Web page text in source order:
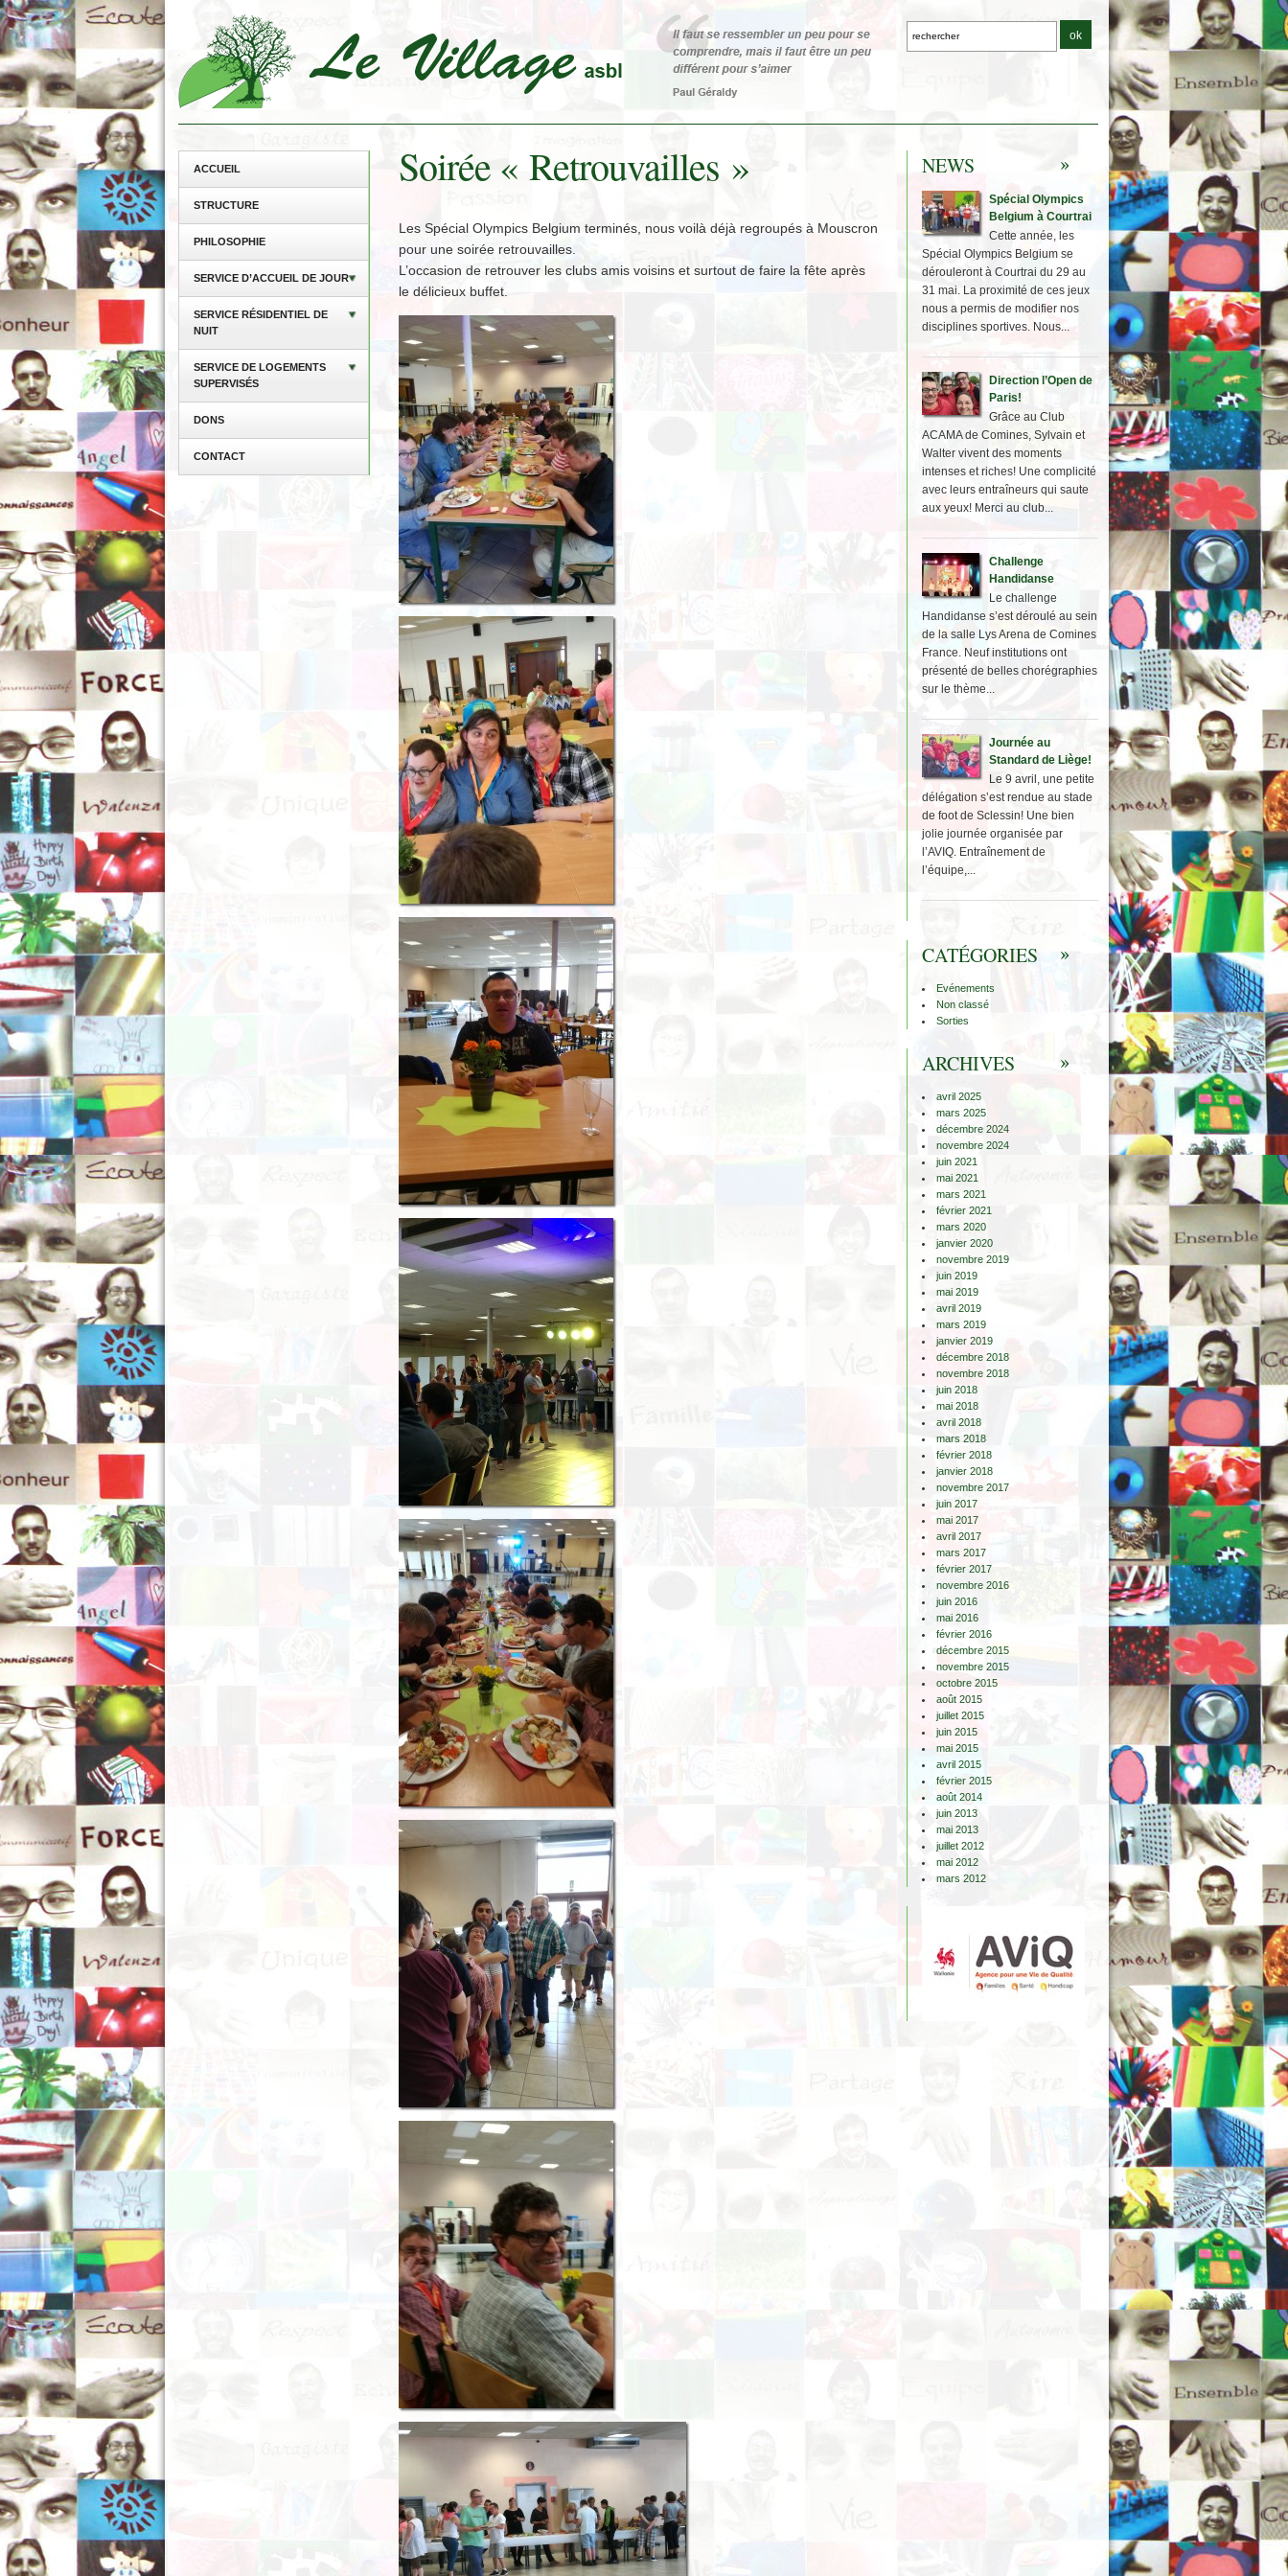
Soirée « Retrouvailles »
ACCUEIL
STRUCTURE
PHILOSOPHIE
SERVICE D’ACCUEIL DE JOUR
SERVICE RÉSIDENTIEL DE
NUIT
SERVICE DE LOGEMENTS
SUPERVISÉS
DONS
CONTACT
Les Spécial Olympics Belgium terminés, nous voilà déjà regroupés à Mouscron
pour une soirée retrouvailles.
L’occasion de retrouver les clubs amis voisins et surtout de faire la fête après
le délicieux buffet.
NEWS
Spécial Olympics
Belgium à Courtrai
Cette année, les
Spécial Olympics Belgium se
dérouleront à Courtrai du 29 au
31 mai. La proximité de ces jeux
nous a permis de modifier nos
disciplines sportives. Nous...
Direction l’Open de
Paris!
Grâce au Club
ACAMA de Comines, Sylvain et
Walter vivent des moments
intenses et riches! Une complicité
avec leurs entraîneurs qui saute
aux yeux! Merci au club...
Challenge
Handidanse
Le challenge
Handidanse s’est déroulé au sein
de la salle Lys Arena de Comines
France. Neuf institutions ont
présenté de belles chorégraphies
sur le thème...
Journée au
Standard de Liège!
Le 9 avril, une petite
délégation s’est rendue au stade
de foot de Sclessin! Une bien
jolie journée organisée par
l’AVIQ. Entraînement de
l’équipe,...
CATÉGORIES
Evénements
Non classé
Sorties
ARCHIVES
avril 2025
mars 2025
décembre 2024
novembre 2024
juin 2021
mai 2021
mars 2021
février 2021
mars 2020
janvier 2020
novembre 2019
juin 2019
mai 2019
avril 2019
mars 2019
janvier 2019
décembre 2018
novembre 2018
juin 2018
mai 2018
avril 2018
mars 2018
février 2018
janvier 2018
novembre 2017
juin 2017
mai 2017
avril 2017
mars 2017
février 2017
novembre 2016
juin 2016
mai 2016
février 2016
décembre 2015
novembre 2015
octobre 2015
août 2015
juillet 2015
juin 2015
mai 2015
avril 2015
février 2015
août 2014
juin 2013
mai 2013
juillet 2012
mai 2012
mars 2012